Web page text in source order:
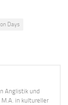
Days
Anglistik und
in kultureller